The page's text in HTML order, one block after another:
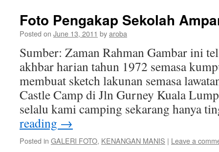
Foto Pengakap Sekolah
Posted on June 13, 2011 byaroba
Sumber: Zaman Rahman Gambar ini
akhbar harian tahun 1972 semasa
membuat sketch lakunan semasa
Castle Camp di Jln Gurney Kuala
selalu kami camping sekarang hanya
reading →
Posted in GALERI FOTO, KENANGAN MANIS | Leave a